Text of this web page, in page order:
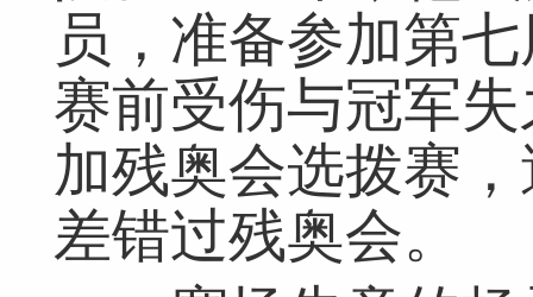
员，准备参加第
赛前受伤与冠军
加残奥会选拨赛
差错过残奥会。